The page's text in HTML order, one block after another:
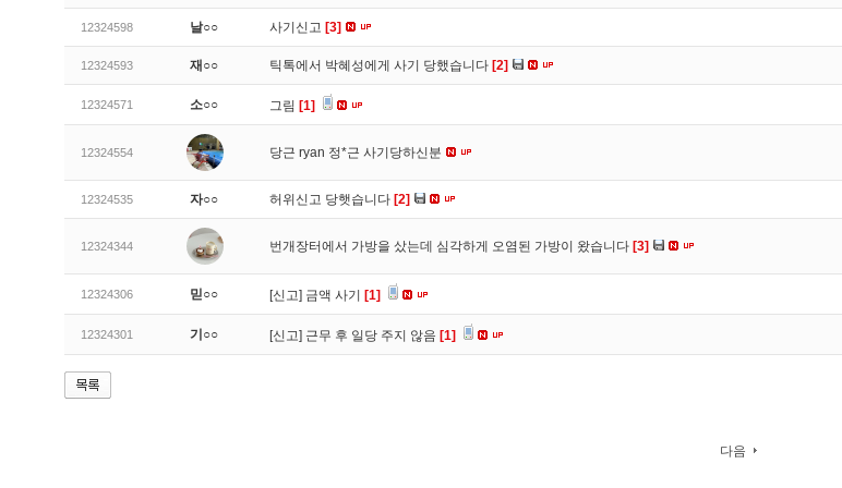
12324598 날○○ 사기신고 [3]
12324593 재○○ 틱톡에서 박혜성에게 사기 당했습니다 [2]
12324571 소○○ 그림 [1]
12324554 당근 ryan 정*근 사기당하신분
12324535 자○○ 허위신고 당햇습니다 [2]
12324344 번개장터에서 가방을 샀는데 심각하게 오염된 가방이 왔습니다 [3]
12324306 믿○○ [신고] 금액 사기 [1]
12324301 기○○ [신고] 근무 후 일당 주지 않음 [1]
다음